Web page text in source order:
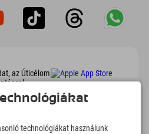
az Úticélom
és
technológiákat használunk